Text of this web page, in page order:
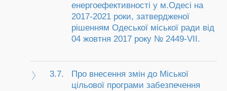
енергоефективності у м.Одесі на
2017-2021 роки, затвердженої
рішенням Одеської міської ради від
04 жовтня 2017 року № 2449-VII.
3.7.
Про внесення змін до Міської
цільової програми забезпечення